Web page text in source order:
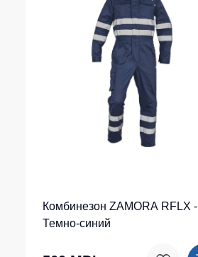
Комбинезон ZAMORA RFLX -
Темно-синий